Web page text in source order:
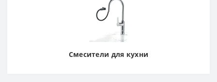
Смесители для кухни